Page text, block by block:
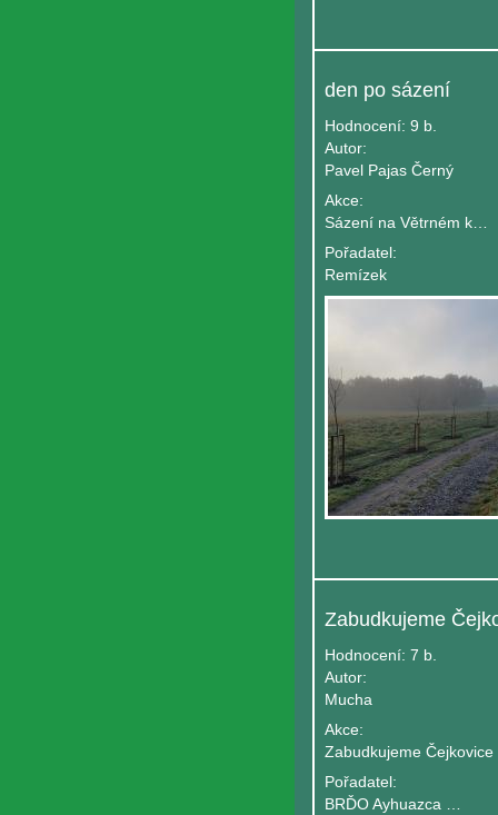
den po sázení
Hodnocení: 9 b.
Autor:
Pavel Pajas Černý
Akce:
Sázení na Větrném kole 2020
Pořadatel:
Remízek
Zabudkujeme
Hodnocení: 7 b.
Autor:
Mucha
Akce:
Zabudkujeme Čejkovice
Pořadatel:
BRĎO Ayhuazca Čejkovice